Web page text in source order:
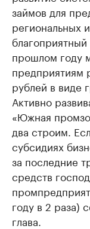
займов для
региональных
прошлом году
предприятиям
рублей в виде
Активно
«Южная
два строим.
субсидиях
за последние
средств
году в 2 раза)
глава.